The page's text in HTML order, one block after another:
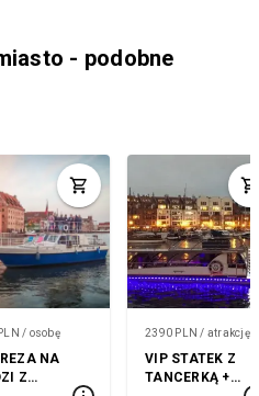
- podobne
/ osobę
NA
Z
2390 PLN / atrakcję
VIP STATEK Z
TANCERKĄ +